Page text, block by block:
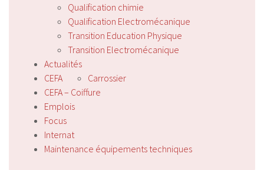
Qualification chimie
Qualification Electromécanique
Transition Education Physique
Transition Electromécanique
Actualités
CEFA
Carrossier
CEFA – Coiffure
Emplois
Focus
Internat
Maintenance équipements techniques